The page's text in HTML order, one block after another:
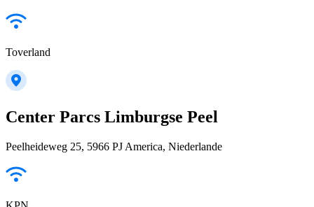
Toverland
Center Parcs Limburgse Peel
Peelheideweg 25, 5966 PJ America, Niederlande